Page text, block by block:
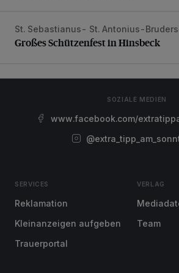
Großes Schützenfest in Hinsbeck
St. Sebastianus- St. Antonius-
Großes Schützenfest in Hinsbeck
SOZIALE MEDIEN
www.facebook.com/
SERVICES
Reklamation
Kleinanzeigen aufgeben
Trauerportal
VERLAG
Team